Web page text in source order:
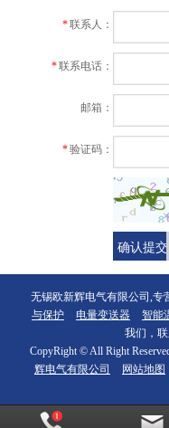
*联系人：
*联系电话：
邮箱：
*验证码：
确认提交
无锡欧新辉电气有限公司,专
与保护
电量变送器 智能
我们，联
CopyRight © All Right
辉电气有限公司
网站地图